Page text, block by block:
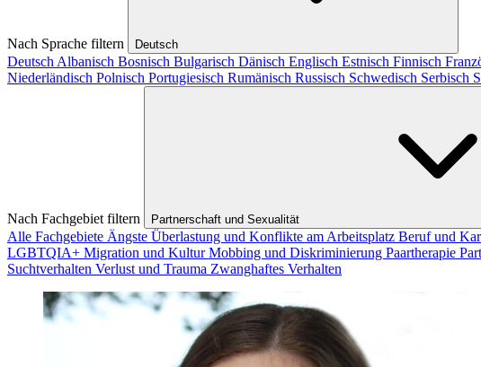
Nach Sprache filtern Deutsch
Deutsch Albanisch Bosnisch Bulgarisch Dänisch Englisch Estnisch Finnisch
Niederländisch Polnisch Portugiesisch Rumänisch Russisch Schwedisch Serbisch
Nach Fachgebiet filtern Partnerschaft und Sexualität
Alle Fachgebiete Ängste Überlastung und Konflikte am Arbeitsplatz Beruf und
LGBTQIA+ Migration und KulturMobbing und Diskriminierung Paartherapie
Suchtverhalten Verlust und Trauma Zwanghaftes Verhalten